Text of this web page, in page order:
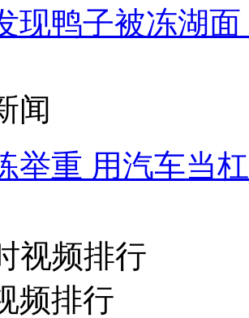
现鸭子被冻湖
闻
举重 用汽车当
视频排行
频排行